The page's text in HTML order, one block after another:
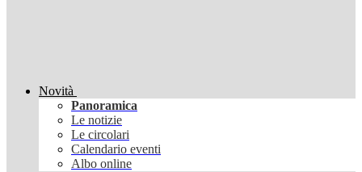
Novità
Panoramica
Le notizie
Le circolari
Calendario eventi
Albo online